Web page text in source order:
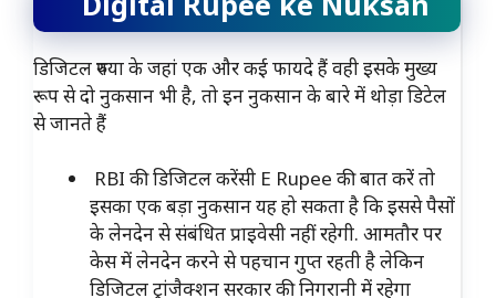
डिजिटल रुपया के जहां एक और कई फायदे हैं वही इसके मुख्य
रूप से दो नुकसान भी है, तो इन नुकसान के बारे में थोड़ा डिटेल
से जानते हैं
RBI की डिजिटल करेंसी E Rupee की बात करें तो
इसका एक बड़ा नुकसान यह हो सकता है कि इससे पैसों
के लेनदेन से संबंधित प्राइवेसी नहीं रहेगी. आमतौर पर
केस में लेनदेन करने से पहचान गुप्त रहती है लेकिन
डिजिटल ट्रांजैक्शन सरकार की निगरानी में रहेगा